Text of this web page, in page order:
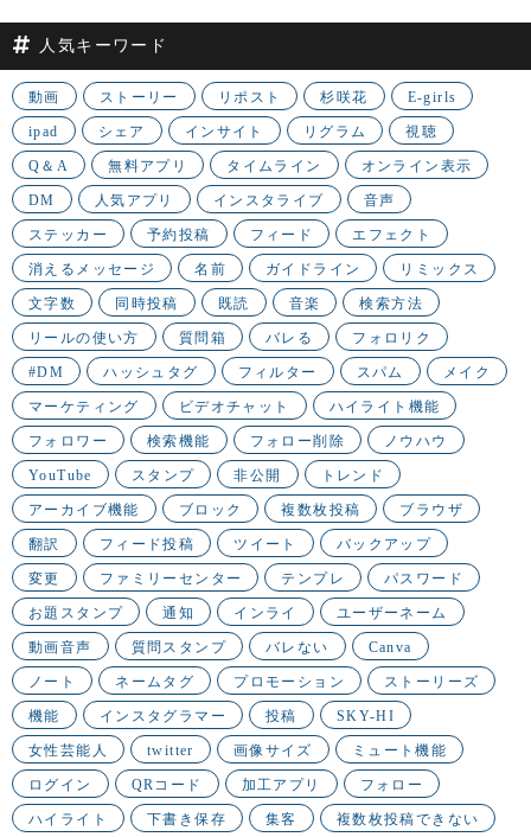
人気キーワード
動画 ストーリー リポスト 杉咲花 E-girls
ipad シェア インサイト リグラム 視聴
Q＆A 無料アプリ タイムライン オンライン表示
DM 人気アプリ インスタライブ 音声
ステッカー 予約投稿 フィード エフェクト
消えるメッセージ 名前 ガイドライン リミックス
文字数 同時投稿 既読 音楽 検索方法
リールの使い方 質問箱 バレる フォロリク
#DM ハッシュタグ フィルター スパム メイク
マーケティング ビデオチャット ハイライト機能
フォロワー 検索機能 フォロー削除 ノウハウ
YouTube スタンプ 非公開 トレンド
アーカイブ機能 ブロック 複数枚投稿 ブラウザ
翻訳 フィード投稿 ツイート バックアップ
変更 ファミリーセンター テンプレ パスワード
お題スタンプ 通知 インライ ユーザーネーム
動画音声 質問スタンプ バレない Canva
ノート ネームタグ プロモーション ストーリーズ
機能 インスタグラマー 投稿 SKY-HI
女性芸能人 twitter 画像サイズ ミュート機能
ログイン QRコード 加工アプリ フォロー
ハイライト 下書き保存 集客 複数枚投稿できない